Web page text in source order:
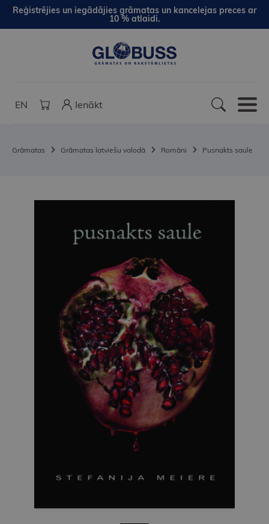
Reģistrējies un iegādājies grāmatas un kancelejas preces ar
10 % atlaidi.
EN Ienākt
Grāmatas Grāmatas latviešu valodā Romāni Pusnakts saule